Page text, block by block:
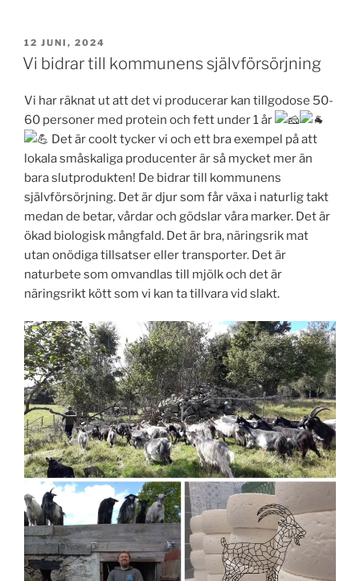
PUBLICERAT
12 JUNI, 2024
Vi bidrar till kommunens självförsörjning
Vi har räknat ut att det vi producerar kan tillgodose 50-
60 personer med protein och fett under 1 år
Det är coolt tycker vi och ett bra exempel på att
lokala småskaliga producenter är så mycket mer än
bara slutprodukten! De bidrar till kommunens
självförsörjning. Det är djur som får växa i naturlig takt
medan de betar, vårdar och gödslar våra marker. Det är
ökad biologisk mångfald. Det är bra, näringsrik mat
utan onödiga tillsatser eller transporter. Det är
naturbete som omvandlas till mjölk och det är
näringsrikt kött som vi kan ta tillvara vid slakt.